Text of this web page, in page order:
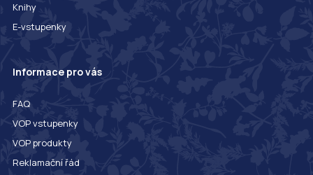
Knihy
E-vstupenky
Informace pro vás
FAQ
VOP vstupenky
VOP produkty
Reklamační řád